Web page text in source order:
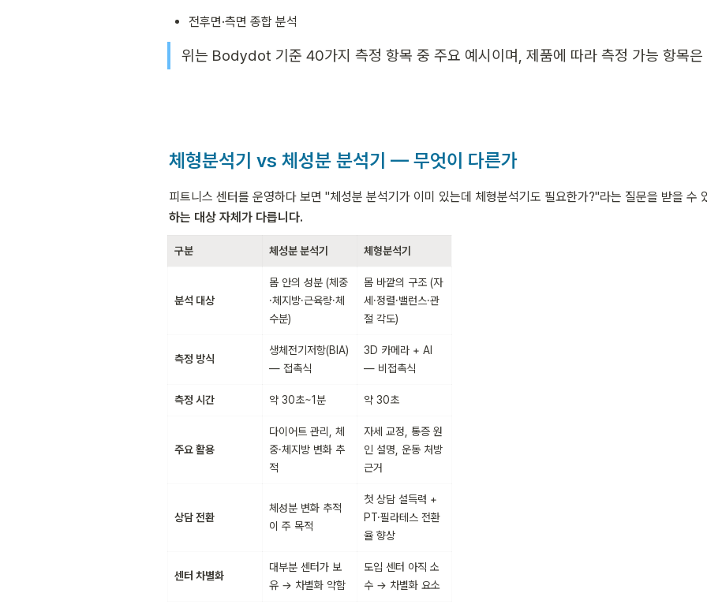
전후면·측면 종합 분석
위는 Bodydot 기준 40가지 측정 항목 중 주요 예시이며, 제품에 따라 측정 가능 항목은
체형분석기 vs 체성분 분석기 — 무엇이 다른가
피트니스 센터를 운영하다 보면 "체성분 분석기가 이미 있는데 체형분석기도 필요한가?"라는 질문을 받을 수
하는 대상 자체가 다릅니다.
구분 체성분 분석기 체형분석기
분석 대상
몸 안의 성분 (체중
·체지방·근육량·체
수분)
몸 바깥의 구조 (자
세·정렬·밸런스·관
절 각도)
측정 방식
생체전기저항(BIA)
— 접촉식
3D 카메라 + AI
— 비접촉식
측정 시간 약 30초~1분 약 30초
주요 활용
다이어트 관리, 체
중·체지방 변화 추
적
자세 교정, 통증 원
인 설명, 운동 처방
근거
상담 전환
체성분 변화 추적
이 주 목적
첫 상담 설득력 +
PT·필라테스 전환
율 향상
센터 차별화
대부분 센터가 보
유 → 차별화 약함
도입 센터 아직 소
수 → 차별화 요소